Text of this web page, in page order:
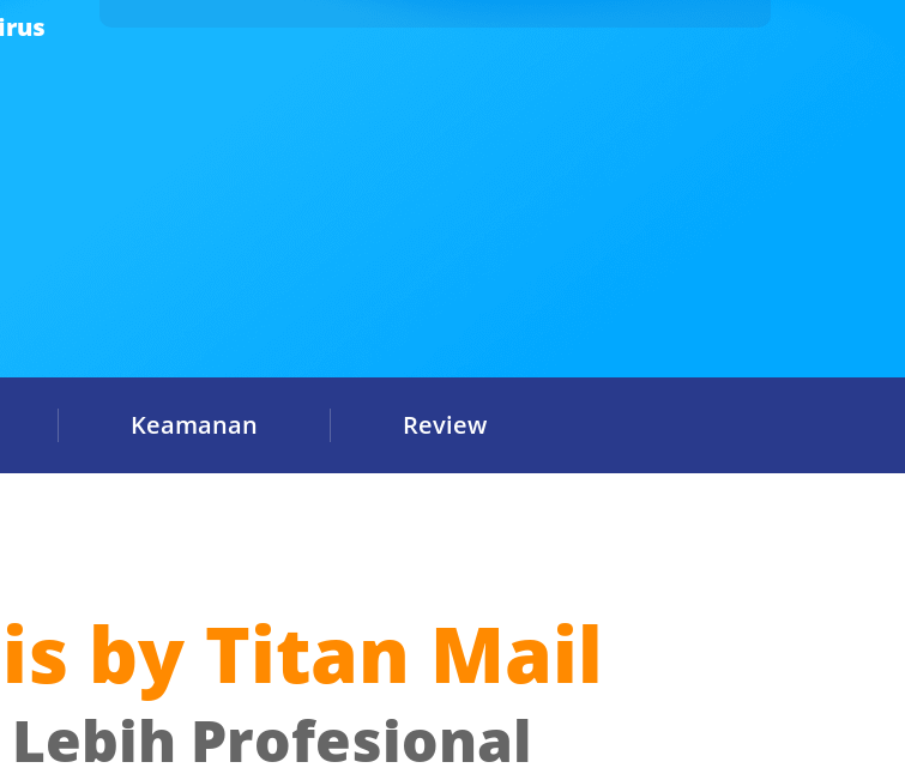
Keamanan Review
by Titan Mail
Profesional